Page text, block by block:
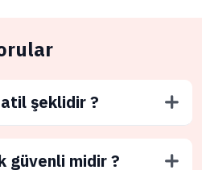
şeklidir ?
güvenli midir ?